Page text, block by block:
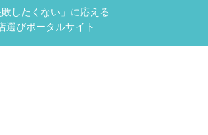
敗したくない」に応える
選びポータルサイト